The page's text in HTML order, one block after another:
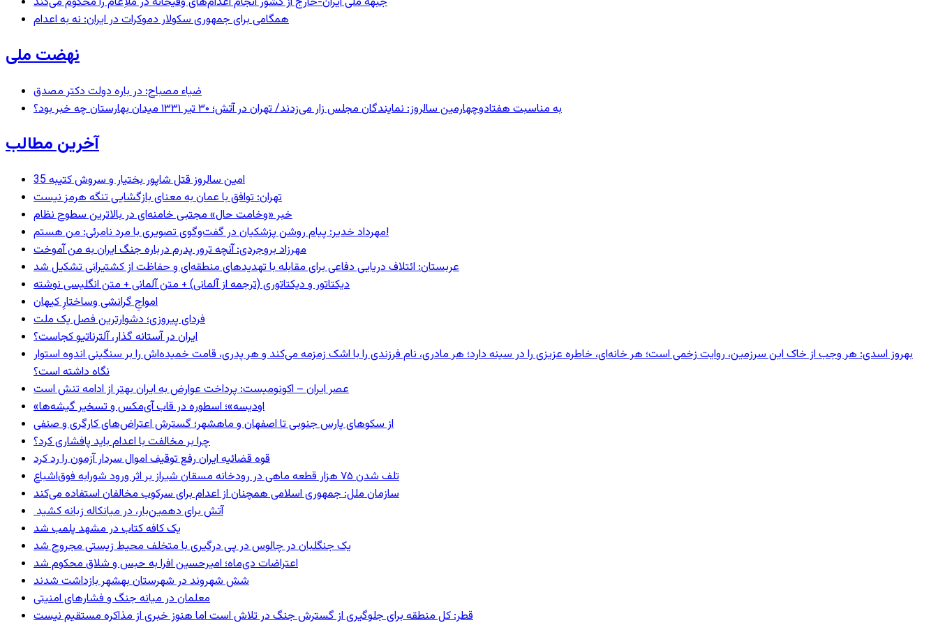
همگامی برای جمهوری سکولار دموکرات در ایران: نه به اعدام
نهضت ملی
ضیاء مصباح: در باره دولت دکتر مصدق
به مناسبت هفتادوچهارمین سالروز: نمایندگان مجلس زار می‌زدند/ تهران در آتش؛ ۳۰ تیر ۱۳۳۱ میدان بهارستان چه خبر بود؟
آخرین مطالب
35 امین سالروز قتل شاپور بختیار و سروش کتیبه
تهران: توافق با عمان به معنای بازگشایی تنگه هرمز نیست
خبر «وخامت حال» مجتبی خامنه‌ای در بالاترین سطوح نظام
مهرداد خدیر: پیام روشن پزشکیان در گفت‌و‌گوی تصویری با مرد نامرئی: من هستم!
مهرزاد بروجردی: آنچه ترور پدرم درباره جنگ ایران به من آموخت
عربستان: ائتلاف دریایی دفاعی برای مقابله با تهدیدهای منطقه‌ای و حفاظت از کشتیرانی تشکیل شد
دیکتاتور و دیکتاتوری (ترجمه از آلمانی) + متن آلمانی + متن انگلیسی نوشته
‌امواجِ گرانشی وساختارِ کیهان
فردای پیروزی؛ دشوارترین فصل یک ملت
ایران در آستانه گذار، آلترناتیو کجاست؟
بهروز اسدی: هر وجب از خاک‌ این سرزمین، روایت زخمی است؛ هر خانه‌ای، خاطره عزیزی را در سینه دارد؛ هر مادری، نام فرزندی را با اشک زمزمه می‌کند و هر پدری، قامت خمیده‌اش را بر سنگینی اندوه استوار
نگاه داشته است؟
عصر ایران – اکونومیست: پرداخت عوارض به ایران بهتر از ادامه تنش است
«اودیسه»؛ اسطوره در قاب آی‌مکس و تسخیر گیشه‌ها
از سکوهای پارس جنوبی تا اصفهان و ماهشهر؛ گسترش اعتراض‌های کارگری و صنفی
چرا بر مخالفت با اعدام باید پافشاری کرد؟
قوه قضائیه ایران رفع توقیف اموال سردار آزمون را رد کرد
تلف شدن ۷۵ هزار قطعه ماهی در رودخانه مسقان شیراز بر اثر ورود شورابه فوق‌اشباع
سازمان ملل: جمهوری اسلامی همچنان از اعدام برای سرکوب مخالفان استفاده می‌کند
آتش برای دهمین‌بار، در میانکاله زبانه کشید
یک کافه کتاب در مشهد پلمب شد
یک جنگلبان در چالوس در پی درگیری با متخلف محیط زیستی مجروح شد
اعتراضات دی‌ماه؛ امیرحسین افرا به حبس و شلاق محکوم شد
شش شهروند در شهرستان بهشهر بازداشت شدند
معلمان در میانه جنگ و فشارهای امنیتی
قطر: کل منطقه برای جلوگیری از گسترش جنگ در تلاش است اما هنوز خبری از مذاکره مستقیم نیست